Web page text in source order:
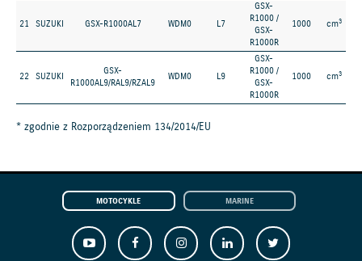
21 SUZUKI GSX-R1000AL7 WDM0 L7
GSX-
R1000 /
GSX-
R1000R
1000 cm3
22 SUZUKI
GSX-
R1000AL9/RAL9/RZAL9
WDM0 L9
GSX-
R1000 /
GSX-
R1000R
1000 cm3
* zgodnie z Rozporządzeniem 134/2014/EU
MOTOCYKLE MARINE